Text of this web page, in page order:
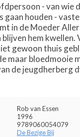
- van wie
houden -
in de Moeder
hem kwellen.
gewoon thuis
maar bloedmooie
de jeugdherberg
Rob van Essen
1996
9789060054079
De Bezige Bij